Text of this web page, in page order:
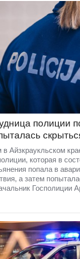
полиции
Айзкраукльском
которая в
попала в
а затем
Госполиции